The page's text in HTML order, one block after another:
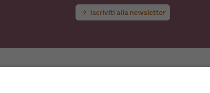
Iscriviti alla newsletter